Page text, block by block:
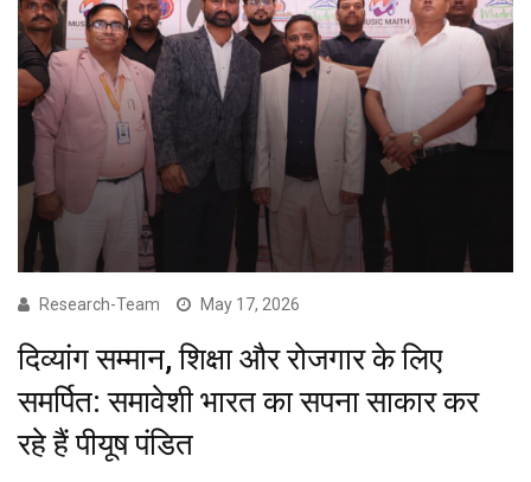
Research-Team May 17, 2026
दिव्यांग सम्मान, शिक्षा और रोजगार के लिए
समर्पित: समावेशी भारत का सपना साकार कर
रहे हैं पीयूष पंडित